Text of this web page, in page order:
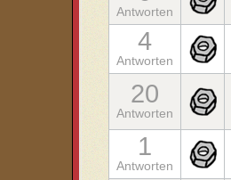
Antworten
4
Antworten
20
Antworten
1
Antworten